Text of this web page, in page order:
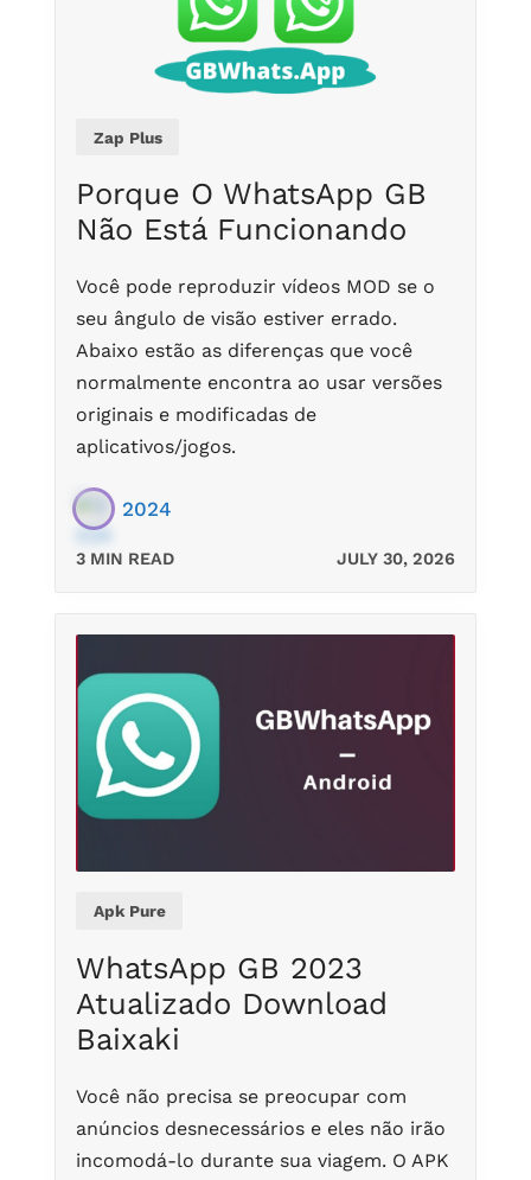
Zap Plus
Porque O WhatsApp GB
Não Está Funcionando
Você pode reproduzir vídeos MOD se o
seu ângulo de visão estiver errado.
Abaixo estão as diferenças que você
normalmente encontra ao usar versões
originais e modificadas de
aplicativos/jogos.
2024
3 MIN READ JULY 30, 2026
Apk Pure
WhatsApp GB 2023
Atualizado Download
Baixaki
Você não precisa se preocupar com
anúncios desnecessários e eles não irão
incomodá-lo durante sua viagem. O APK